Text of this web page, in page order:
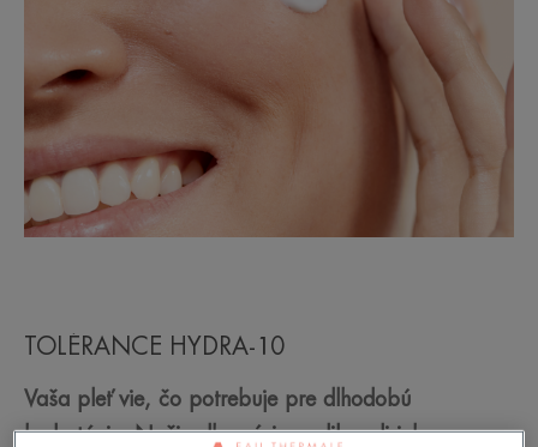
TOLÉRANCE HYDRA-10
Vaša pleť vie, čo potrebuje pre dlhodobú
hydratáciu. Naši odborníci zreplikovali jeho